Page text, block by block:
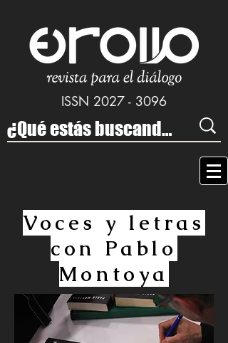
ISSN 2027 - 3096
Voces y letras
con Pablo
Montoya